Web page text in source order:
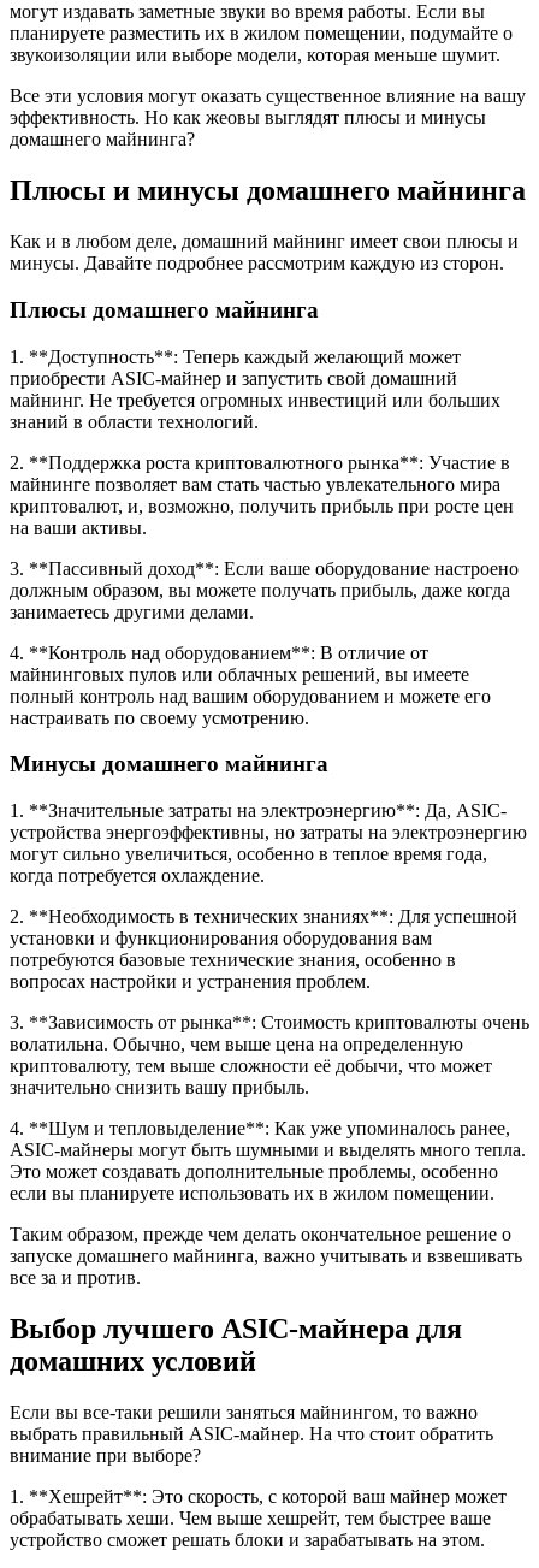
могут издавать заметные звуки во время работы. Если вы
планируете разместить их в жилом помещении, подумайте о
звукоизоляции или выборе модели, которая меньше шумит.
Все эти условия могут оказать существенное влияние на вашу
эффективность. Но как жеовы выглядят плюсы и минусы
домашнего майнинга?
Плюсы и минусы домашнего майнинга
Как и в любом деле, домашний майнинг имеет свои плюсы и
минусы. Давайте подробнее рассмотрим каждую из сторон.
Плюсы домашнего майнинга
1. **Доступность**: Теперь каждый желающий может
приобрести ASIC-майнер и запустить свой домашний
майнинг. Не требуется огромных инвестиций или больших
знаний в области технологий.
2. **Поддержка роста криптовалютного рынка**: Участие в
майнинге позволяет вам стать частью увлекательного мира
криптовалют, и, возможно, получить прибыль при росте цен
на ваши активы.
3. **Пассивный доход**: Если ваше оборудование настроено
должным образом, вы можете получать прибыль, даже когда
занимаетесь другими делами.
4. **Контроль над оборудованием**: В отличие от
майнинговых пулов или облачных решений, вы имеете
полный контроль над вашим оборудованием и можете его
настраивать по своему усмотрению.
Минусы домашнего майнинга
1. **Значительные затраты на электроэнергию**: Да, ASIC-
устройства энергоэффективны, но затраты на электроэнергию
могут сильно увеличиться, особенно в теплое время года,
когда потребуется охлаждение.
2. **Необходимость в технических знаниях**: Для успешной
установки и функционирования оборудования вам
потребуются базовые технические знания, особенно в
вопросах настройки и устранения проблем.
3. **Зависимость от рынка**: Стоимость криптовалюты очень
волатильна. Обычно, чем выше цена на определенную
криптовалюту, тем выше сложности её добычи, что может
значительно снизить вашу прибыль.
4. **Шум и тепловыделение**: Как уже упоминалось ранее,
ASIC-майнеры могут быть шумными и выделять много тепла.
Это может создавать дополнительные проблемы, особенно
если вы планируете использовать их в жилом помещении.
Таким образом, прежде чем делать окончательное решение о
запуске домашнего майнинга, важно учитывать и взвешивать
все за и против.
Выбор лучшего ASIC-майнера для
домашних условий
Если вы все-таки решили заняться майнингом, то важно
выбрать правильный ASIC-майнер. На что стоит обратить
внимание при выборе?
1. **Хешрейт**: Это скорость, с которой ваш майнер может
обрабатывать хеши. Чем выше хешрейт, тем быстрее ваше
устройство сможет решать блоки и зарабатывать на этом.